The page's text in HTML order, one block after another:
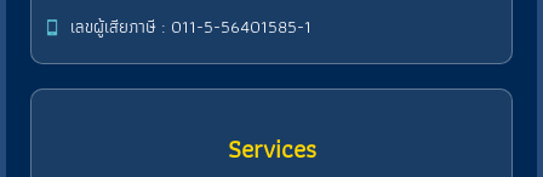
เลขผู้เสียภาษี : 011-5-56401585-1
Services